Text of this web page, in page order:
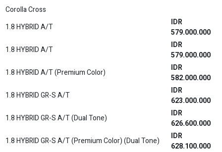
Corolla Cross
1.8 HYBRID A/T
IDR
579.000.000
1.8 HYBRID A/T
IDR
579.000.000
1.8 HYBRID A/T (Premium Color)
IDR
582.000.000
1.8 HYBRID GR-S A/T
IDR
623.000.000
1.8 HYBRID GR-S A/T (Dual Tone)
IDR
626.600.000
1.8 HYBRID GR-S A/T (Premium Color) (Dual Tone)
IDR
628.100.000